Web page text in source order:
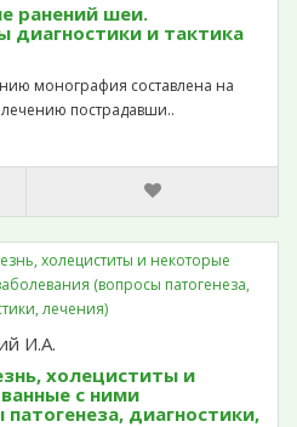
ранений шеи.
диагностики и тактика
монография составлена на
пострадавши..
И.А.
холециститы и
с ними
диагностики,